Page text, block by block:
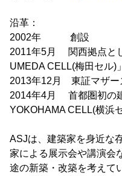
沿革：
2002年 創設
2011年5月 関西拠点と
UMEDA CELL(梅田セル)
2013年12月 東証マザー
2014年4月 首都圏初の
YOKOHAMA CELL(横浜
ASJは、建築家を身近な
家による展示会や講演会
途の新築・改築を考えて